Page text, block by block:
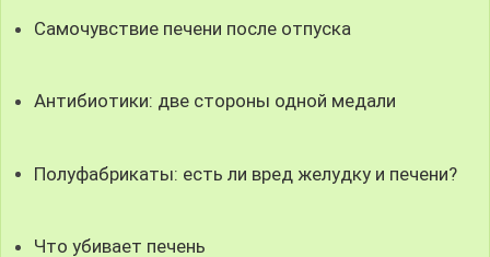
Самочувствие печени после отпуска
Антибиотики: две стороны одной медали
Полуфабрикаты: есть ли вред желудку и печени?
Что убивает печень